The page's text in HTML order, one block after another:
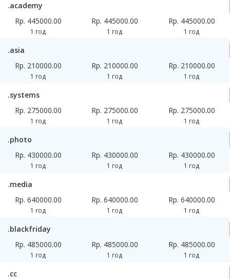
.academy
Rp. 445000.00
1 год
Rp. 445000.00
1 год
Rp. 445000.00
1 год
.asia
Rp. 210000.00
1 год
Rp. 210000.00
1 год
Rp. 210000.00
1 год
.systems
Rp. 275000.00
1 год
Rp. 275000.00
1 год
Rp. 275000.00
1 год
.photo
Rp. 430000.00
1 год
Rp. 430000.00
1 год
Rp. 430000.00
1 год
.media
Rp. 640000.00
1 год
Rp. 640000.00
1 год
Rp. 640000.00
1 год
.blackfriday
Rp. 485000.00
1 год
Rp. 485000.00
1 год
Rp. 485000.00
1 год
.cc